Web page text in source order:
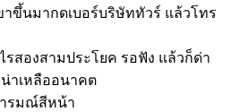
าขึ้นมากดเบอร์บริษัททัวร์ แล้วโทร
สองสามประโยค รอฟัง แล้วก็ด่า
าเหลืออนาคต
ารมณ์สีหน้า